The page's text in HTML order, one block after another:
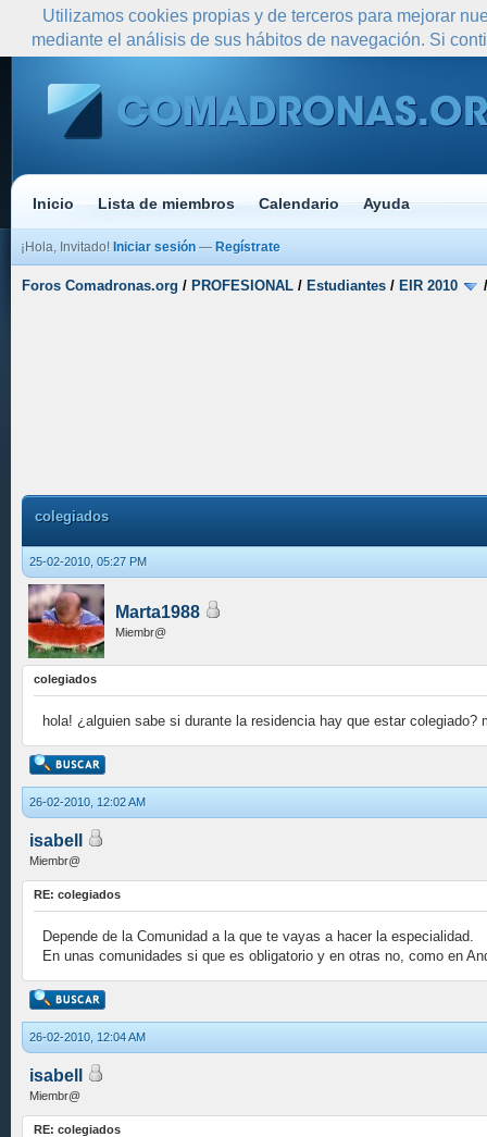
Inicio Lista de miembros Calendario Ayuda
¡Hola, Invitado! Iniciar sesión — Regístrate
Foros Comadronas.org / PROFESIONAL / Estudiantes / EIR 2010
colegiados
25-02-2010, 05:27 PM
Marta1988
Miembr@
colegiados
hola! ¿alguien sabe si durante la residencia hay que estar colegiado?
26-02-2010, 12:02 AM
isabell
Miembr@
RE: colegiados
Depende de la Comunidad a la que te vayas a hacer la especialidad.
En unas comunidades si que es obligatorio y en otras no, como en
26-02-2010, 12:04 AM
isabell
Miembr@
RE: colegiados
Utilizamos cookies propias y de terceros para mejorar
mediante el análisis de sus hábitos de navegación. Si